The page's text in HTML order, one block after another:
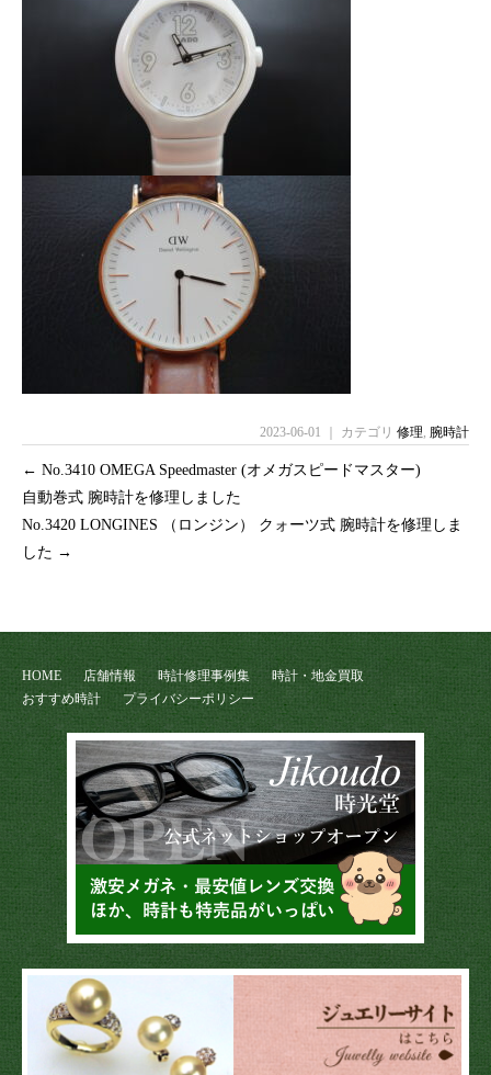
2023-06-01 ｜ カテゴリ 修理, 腕時計
← No.3410 OMEGA Speedmaster (オメガスピードマスター)
自動巻式 腕時計を修理しました
No.3420 LONGINES （ロンジン） クォーツ式 腕時計を修理しま
した →
HOME 店舗情報 時計修理事例集
時計・地金買取
おすすめ時計
プライバシーポリシー